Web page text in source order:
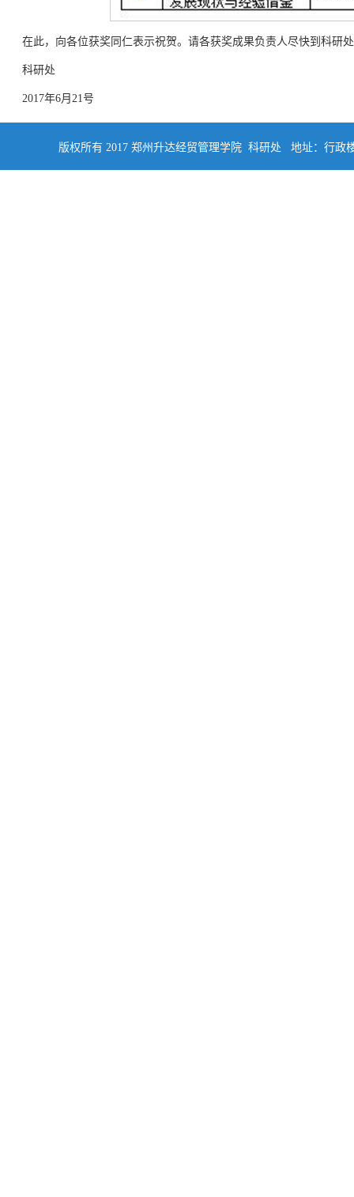
在此，向各位获奖同仁表示祝贺。请各获奖成果负责人尽快到科研
科研处
2017年6月21号
版权所有 2017 郑州升达经贸管理学院 科研处 地址：行政